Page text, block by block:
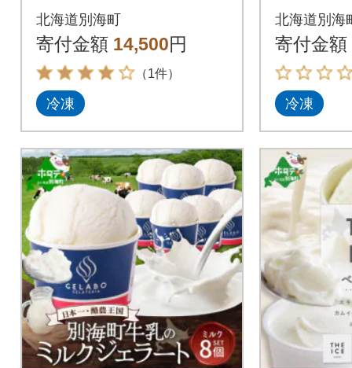
贅沢ジェラートセッ
ト ヨーグルト 8個 ア
イス好きにも
北海道別海町
寄付金額 14,500円
（1件）
冷凍
贅沢ジ
ト 塩バ
ス好き
北海道別海
寄付金額
冷凍